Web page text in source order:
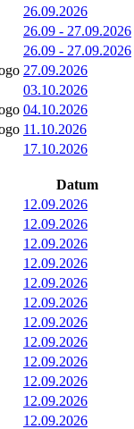
26.09.2026
26.09 - 27.09.2026
26.09 - 27.09.2026
27.09.2026
03.10.2026
04.10.2026
11.10.2026
17.10.2026
Datum
12.09.2026
12.09.2026
12.09.2026
12.09.2026
12.09.2026
12.09.2026
12.09.2026
12.09.2026
12.09.2026
12.09.2026
12.09.2026
12.09.2026